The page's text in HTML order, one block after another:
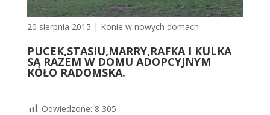
20 sierpnia 2015 | Konie w nowych domach
PUCEK,STASIU,MARRY,RAFKA I KULKA
SĄ RAZEM W DOMU ADOPCYJNYM
KOŁO RADOMSKA.
Odwiedzone: 8 305